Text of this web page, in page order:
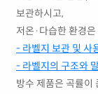
보관하시고,
저온·다습한 환경
- 라벨지 보관 및 사
- 라벨지의 구조와
방수 제품은 곡률이